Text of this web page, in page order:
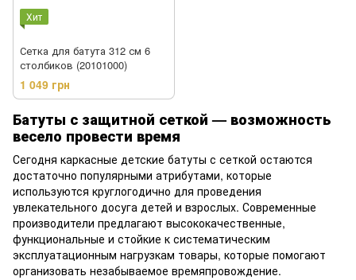
Хит
Сетка для батута 312 см 6
столбиков (20101000)
1 049 грн
Батуты с защитной сеткой — возможность
весело провести время
Сегодня каркасные детские батуты с сеткой остаются
достаточно популярными атрибутами, которые
используются круглогодично для проведения
увлекательного досуга детей и взрослых. Современные
производители предлагают высококачественные,
функциональные и стойкие к систематическим
эксплуатационным нагрузкам товары, которые помогают
организовать незабываемое времяпровождение.